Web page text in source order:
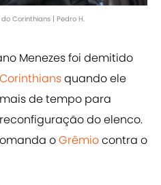
Corinthians | Pedro H.
Menezes foi demitido
Corinthiansquando ele
de tempo para
do elenco.
oGrêmiocontra o